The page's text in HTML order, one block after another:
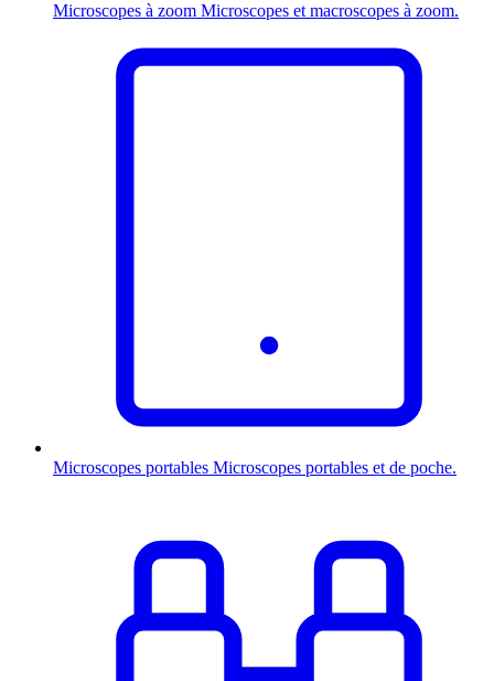
Microscopes à zoom Microscopes et macroscopes à zoom.
Microscopes portables Microscopes portables et de poche.